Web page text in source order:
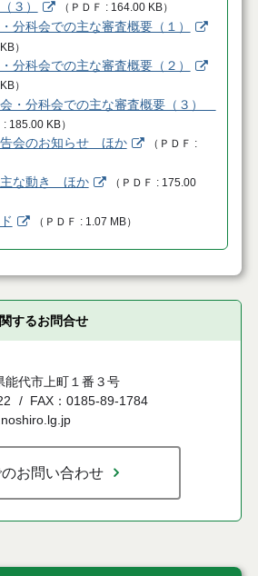
３） （ ＰＤＦ 164.00 KB）
分科会での主な審査概要（１）
）
分科会での主な審査概要（２）
）
・分科会での主な審査概要（３）
185.00 KB）
会のお知らせ ほか （ ＰＤＦ
な動き ほか （ ＰＤＦ
175.00
（ ＰＤＦ 1.07 MB）
するお問合せ
能代市上町１番３号
FAX：0185-89-1784
のお問い合わせ